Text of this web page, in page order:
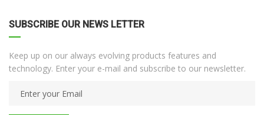
SUBSCRIBE OUR NEWS LETTER
Keep up on our always evolving products features and
technology. Enter your e-mail and subscribe to our newsletter.